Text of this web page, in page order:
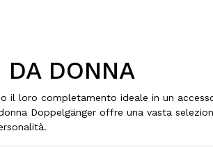
DA DONNA
il loro completamento ideale in un
Doppelgänger offre una vasta